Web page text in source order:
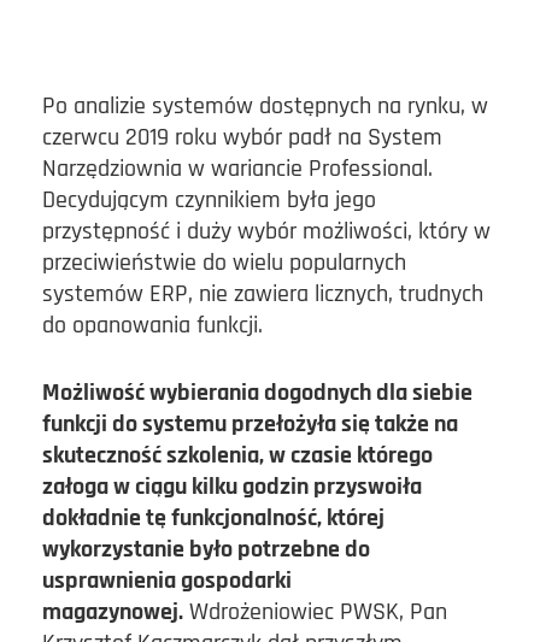
Po analizie systemów dostępnych na rynku, w
czerwcu 2019 roku wybór padł na System
Narzędziownia w wariancie Professional.
Decydującym czynnikiem była jego
przystępność i duży wybór możliwości, który w
przeciwieństwie do wielu popularnych
systemów ERP, nie zawiera licznych, trudnych
do opanowania funkcji.
Możliwość wybierania dogodnych dla siebie
funkcji do systemu przełożyła się także na
skuteczność szkolenia, w czasie którego
załoga w ciągu kilku godzin przyswoiła
dokładnie tę funkcjonalność, której
wykorzystanie było potrzebne do
usprawnienia gospodarki
magazynowej.Wdrożeniowiec PWSK, Pan